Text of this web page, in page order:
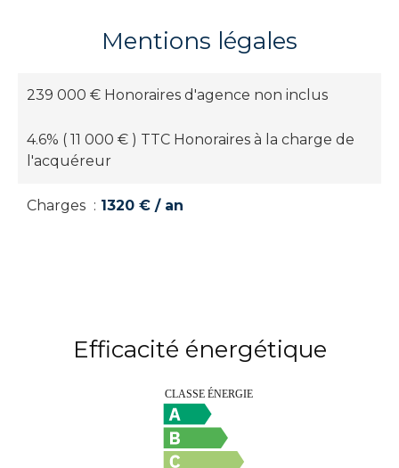
Mentions légales
239 000 € Honoraires d'agence non inclus
4.6% ( 11 000 € ) TTC Honoraires à la charge de
l'acquéreur
Charges 1320 € / an
Efficacité énergétique